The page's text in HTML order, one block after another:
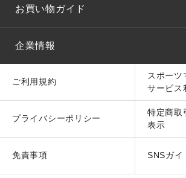
お買い物ガイド
企業情報
ご利用規約
スポーツ
サービス
プライバシーポリシー
特定商取
表示
免責事項 SNSガイ